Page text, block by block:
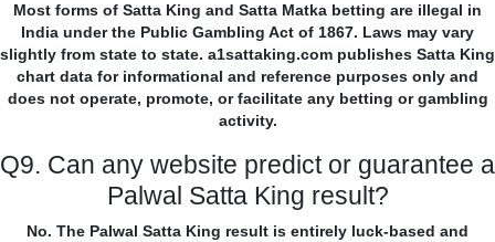
Most forms of Satta King and Satta Matka betting are illegal in
India under the Public Gambling Act of 1867. Laws may vary
slightly from state to state. a1sattaking.com publishes Satta King
chart data for informational and reference purposes only and
does not operate, promote, or facilitate any betting or gambling
activity.
Q9. Can any website predict or guarantee a
Palwal Satta King result?
No. The Palwal Satta King result is entirely luck-based and